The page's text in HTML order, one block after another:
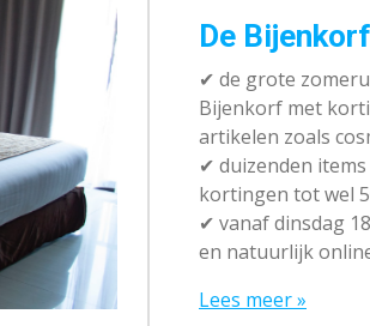
De
✔ de grote
Bijenkorf met
artikelen zoals
✔ duizenden
kortingen tot wel
✔ vanaf dinsdag
en natuurlijk
Lees meer »